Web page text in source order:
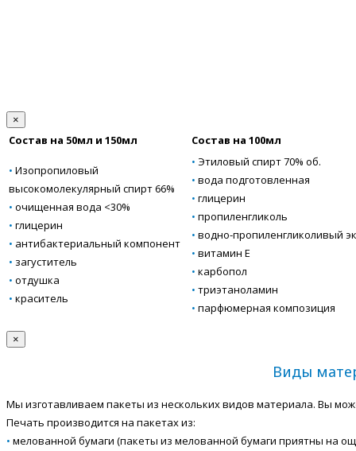
×
Состав на 50мл и 150мл Состав на 100мл
• Изопропиловый
высокомолекулярный спирт 66%
• очищенная вода <30%
• глицерин
• антибактериальный компонент
• загуститель
• отдушка
• краситель
• Этиловый спирт 70% об.
• вода подготовленная
• глицерин
• пропиленгликоль
• водно-пропиленгликоливый
• витамин Е
• карбопол
• триэтаноламин
• парфюмерная композиция
×
Виды
Мы изготавливаем пакеты из нескольких видов материала. Вы
Печать производится на пакетах из:
• мелованной бумаги (пакеты из мелованной бумаги приятны на